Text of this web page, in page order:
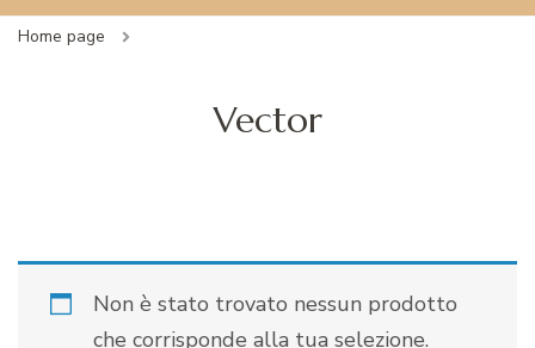
Home page
Vector
Non è stato trovato nessun prodotto
che corrisponde alla tua selezione.